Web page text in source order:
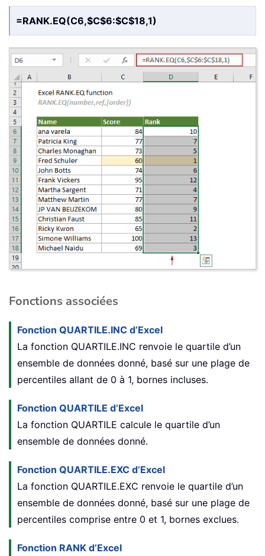
=RANK.EQ(C6,$C$6:$C$18,1)
Fonctions associées
Fonction QUARTILE.INC d’Excel
La fonction QUARTILE.INC renvoie le quartile d’un
ensemble de données donné, basé sur une plage de
percentiles allant de 0 à 1, bornes incluses.
Fonction QUARTILE d’Excel
La fonction QUARTILE calcule le quartile d’un
ensemble de données donné.
Fonction QUARTILE.EXC d’Excel
La fonction QUARTILE.EXC renvoie le quartile d’un
ensemble de données donné, basé sur une plage de
percentiles comprise entre 0 et 1, bornes exclues.
Fonction RANK d’Excel